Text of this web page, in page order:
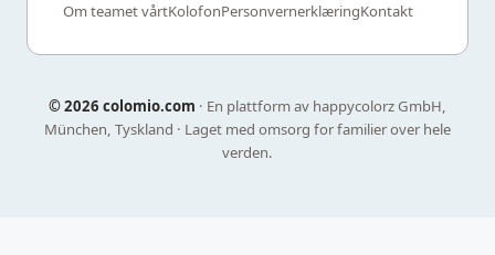
Om teamet vårtKolofonPersonvernerklæringKontakt
©2026 colomio.com · En plattform av happycolorz GmbH,
München, Tyskland · Laget med omsorg for familier over hele
verden.